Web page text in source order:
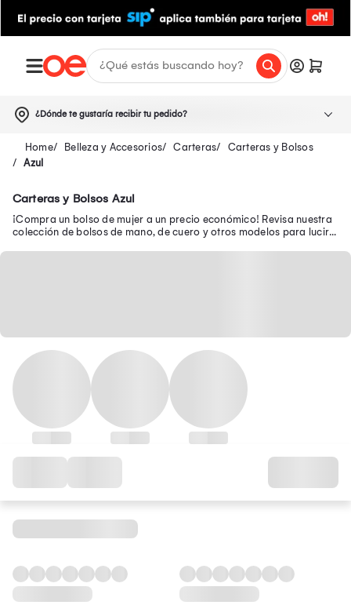
¿Dónde te gustaría recibir tu pedido?
Belleza y Accesorios Carteras
Carteras y Bolsos
Azul
Carteras y Bolsos Azul
¡Compra un bolso de mujer a un precio económico! Revisa nuestra
colección de bolsos de mano, de cuero y otros modelos para lucir a